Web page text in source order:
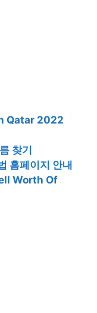
Qatar 2022
찾기
홈페이지 안내
Worth Of